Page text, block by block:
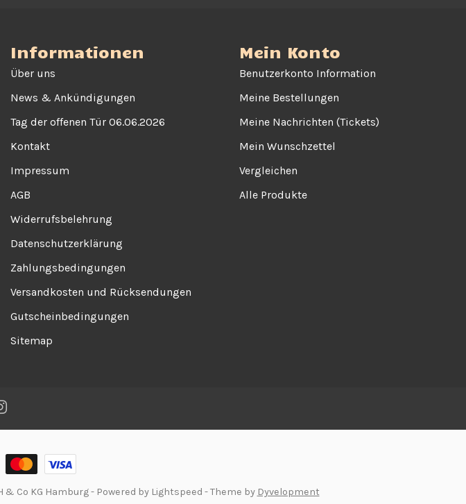
Informationen
Über uns
News & Ankündigungen
Tag der offenen Tür 06.06.2026
Kontakt
Impressum
AGB
Widerrufsbelehrung
Datenschutzerklärung
Zahlungsbedingungen
Versandkosten und Rücksendungen
Gutscheinbedingungen
Sitemap
Mein Konto
Benutzerkonto Information
Meine Bestellungen
Meine Nachrichten (Tickets)
Mein Wunschzettel
Vergleichen
Alle Produkte
& Co KG Hamburg- Powered by Lightspeed - Theme by Dyvelopment